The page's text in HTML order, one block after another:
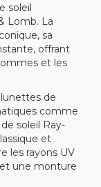
soleil
Lomb. La
sa
offrant
et les
de
comme
soleil Ray-
et
les rayons UV
une monture